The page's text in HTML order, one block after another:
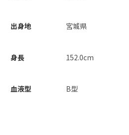
出身地 宮城県
身長 152.0cm
血液型 B型